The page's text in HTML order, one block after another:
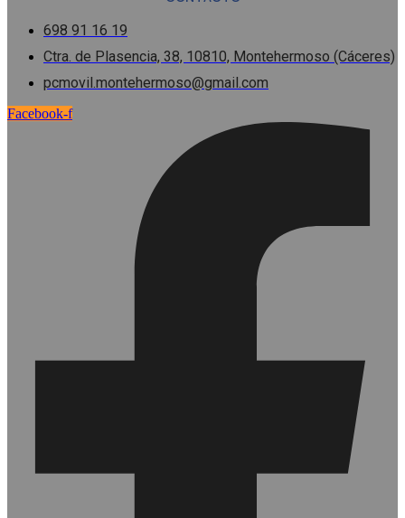
698 91 16 19
Ctra. de Plasencia, 38, 10810, Montehermoso (Cáceres)
pcmovil.montehermoso@gmail.com
Facebook-f